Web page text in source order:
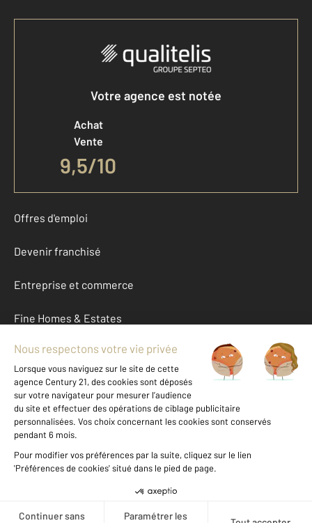
Votre agence est notée
Achat
Vente
9,5/10
Offres d'emploi
Devenir franchisé
Entreprise et commerce
Fine Homes & Estates
À propos
International
Nous contacter
Données personnelles
Gestionnaire des cookies